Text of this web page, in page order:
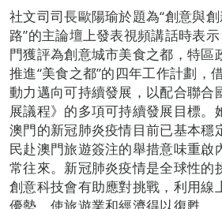
社文司司長歐陽瑜於題為“創意與
路”的主論壇上發表視頻講話時表
門獲評為創意城市美食之都，特區
推進“美食之都”的四年工作計劃，
動力邁向可持續發展，以配合聯合
展議程》的多項可持續發展目標。
澳門的新冠肺炎疫情目前已基本穩
民赴澳門旅遊簽注的舉措意味重啟
常往來。新冠肺炎疫情是全球性的
創意科技會有助應對挑戰，利用線